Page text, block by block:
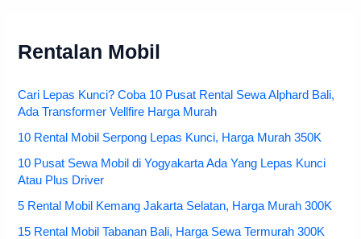
Rentalan Mobil
Cari Lepas Kunci? Coba 10 Pusat Rental Sewa Alphard Bali,
Ada Transformer Vellfire Harga Murah
10 Rental Mobil Serpong Lepas Kunci, Harga Murah 350K
10 Pusat Sewa Mobil di Yogyakarta Ada Yang Lepas Kunci
Atau Plus Driver
5 Rental Mobil Kemang Jakarta Selatan, Harga Murah 300K
15 Rental Mobil Tabanan Bali, Harga Sewa Termurah 300K